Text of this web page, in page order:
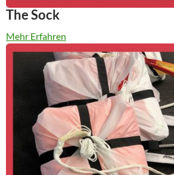
The Sock
Mehr Erfahren